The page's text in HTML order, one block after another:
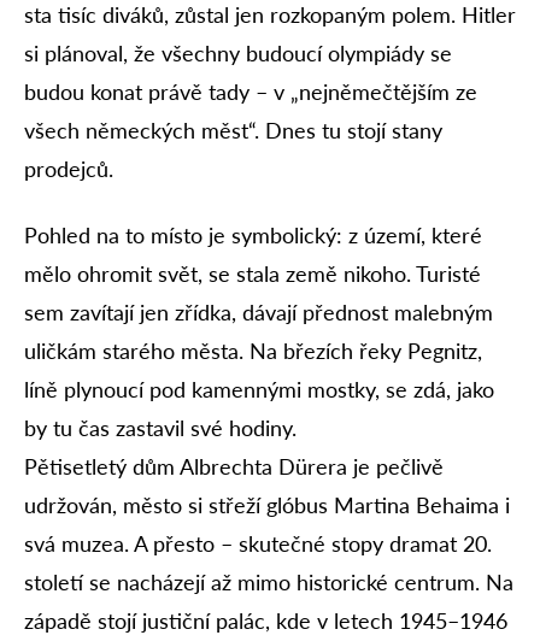
sta tisíc diváků, zůstal jen rozkopaným polem. Hitler
si plánoval, že všechny budoucí olympiády se
budou konat právě tady – v „nejněmečtějším ze
všech německých měst“. Dnes tu stojí stany
prodejců.
Pohled na to místo je symbolický: z území, které
mělo ohromit svět, se stala země nikoho. Turisté
sem zavítají jen zřídka, dávají přednost malebným
uličkám starého města. Na březích řeky Pegnitz,
líně plynoucí pod kamennými mostky, se zdá, jako
by tu čas zastavil své hodiny.
Pětisetletý dům Albrechta Dürera je pečlivě
udržován, město si střeží glóbus Martina Behaima i
svá muzea. A přesto – skutečné stopy dramat 20.
století se nacházejí až mimo historické centrum. Na
západě stojí justiční palác, kde v letech 1945–1946